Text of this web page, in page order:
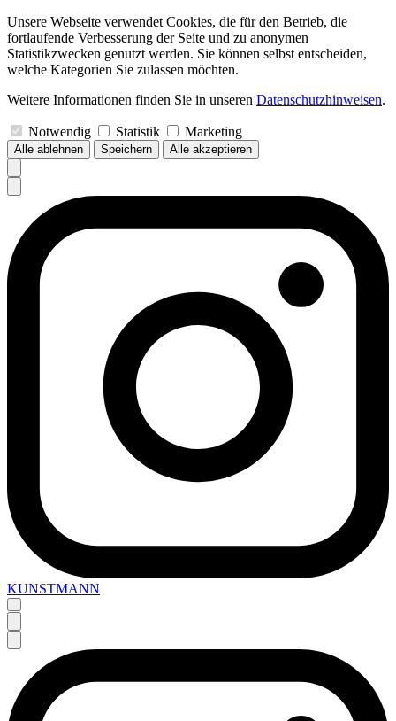
Unsere Webseite verwendet Cookies, die für den Betrieb, die
fortlaufende Verbesserung der Seite und zu anonymen
Statistikzwecken genutzt werden. Sie können selbst entscheiden,
welche Kategorien Sie zulassen möchten.
Weitere Informationen finden Sie in unseren Datenschutzhinweisen.
Notwendig Statistik Marketing
Alle ablehnen Speichern Alle akzeptieren
KUNSTMANN